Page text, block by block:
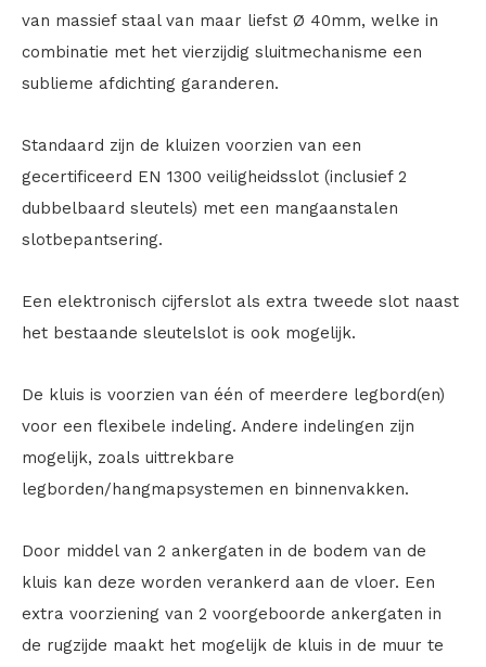
van massief staal van maar liefst Ø 40mm, welke in
combinatie met het vierzijdig sluitmechanisme een
sublieme afdichting garanderen.
Standaard zijn de kluizen voorzien van een
gecertificeerd EN 1300 veiligheidsslot (inclusief 2
dubbelbaard sleutels) met een mangaanstalen
slotbepantsering.
Een elektronisch cijferslot als extra tweede slot naast
het bestaande sleutelslot is ook mogelijk.
De kluis is voorzien van één of meerdere legbord(en)
voor een flexibele indeling. Andere indelingen zijn
mogelijk, zoals uittrekbare
legborden/hangmapsystemen en binnenvakken.
Door middel van 2 ankergaten in de bodem van de
kluis kan deze worden verankerd aan de vloer. Een
extra voorziening van 2 voorgeboorde ankergaten in
de rugzijde maakt het mogelijk de kluis in de muur te